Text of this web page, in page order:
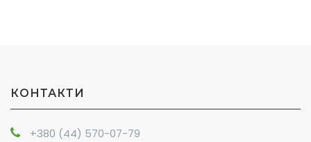
КОНТАКТИ
+380 (44) 570-07-79